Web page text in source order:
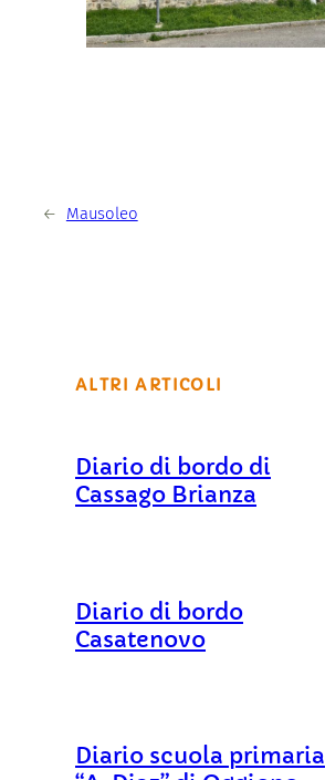
← Mausoleo
ALTRI ARTICOLI
Diario di bordo di
Cassago Brianza
Diario di bordo
Casatenovo
Diario scuola primaria